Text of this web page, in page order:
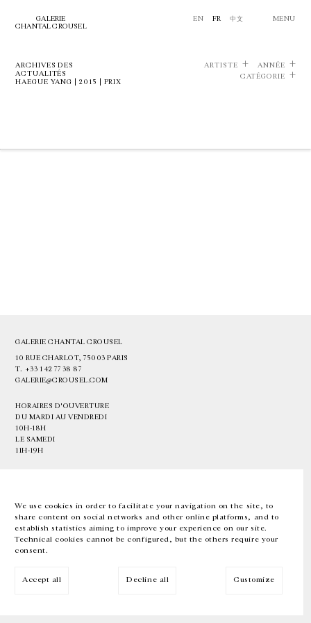
We use cookies in order to facilitate your navigation on the site, to
share content on social networks and other online platforms, and to
establish statistics aiming to improve your experience on our site.
Technical cookies cannot be configured, but the others require your
consent.
Accept all Decline all Customize
GALERIE
CHANTAL CROUSEL
EN FR 中文 MENU
ARCHIVES DES
ACTUALITÉS
HAEGUE YANG | 2015 | PRIX
ARTISTE
ANNÉE
CATÉGORIE
GALERIE CHANTAL CROUSEL
10 RUE CHARLOT, 75003 PARIS
T. +33 1 42 77 38 87
GALERIE@CROUSEL.COM
HORAIRES D'OUVERTURE
DU MARDI AU VENDREDI
10H-18H
LE SAMEDI
11H-19H
EN FR 中文 Facebook Instagram
Inscrivez-vous à notre newsletter